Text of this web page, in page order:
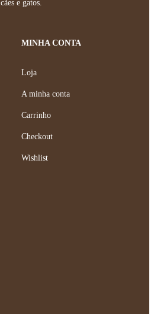
cães e gatos.
MINHA CONTA
Loja
A minha conta
Carrinho
Checkout
Wishlist